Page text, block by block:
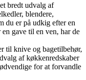
bredt udvalg af
blendere,
du er på udkig efter en
gave til en ven, har de
til knive og bagetilbehør,
af køkkenredskaber
for at forvandle